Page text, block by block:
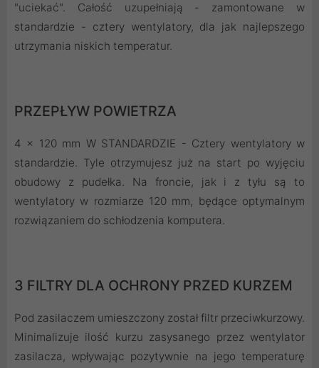
"uciekać". Całość uzupełniają - zamontowane w
standardzie - cztery wentylatory, dla jak najlepszego
utrzymania niskich temperatur.
PRZEPŁYW POWIETRZA
4 x 120 mm W STANDARDZIE - Cztery wentylatory w
standardzie. Tyle otrzymujesz już na start po wyjęciu
obudowy z pudełka. Na froncie, jak i z tyłu są to
wentylatory w rozmiarze 120 mm, będące optymalnym
rozwiązaniem do schłodzenia komputera.
3 FILTRY DLA OCHRONY PRZED KURZEM
Pod zasilaczem umieszczony został filtr przeciwkurzowy.
Minimalizuje ilość kurzu zasysanego przez wentylator
zasilacza, wpływając pozytywnie na jego temperaturę